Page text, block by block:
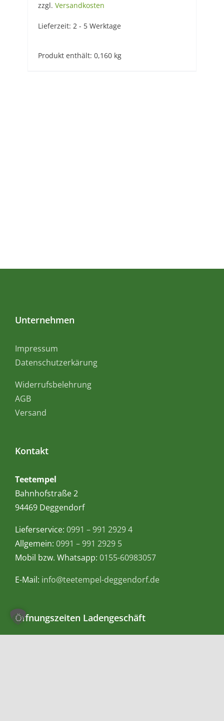
zzgl. Versandkosten
Lieferzeit: 2 - 5 Werktage
Produkt enthält: 0,160 kg
Unternehmen
Impressum
Datenschutzerkärung
Widerrufsbelehrung
AGB
Versand
Kontakt
Teetempel
Bahnhofstraße 2
94469 Deggendorf
Lieferservice: 0991 – 991 2929 4
Allgemein: 0991 – 991 2929 5
Mobil bzw. Whatsapp: 0155-60983057
E-Mail: info@teetempel-deggendorf.de
Öffnungszeiten Ladengeschäft